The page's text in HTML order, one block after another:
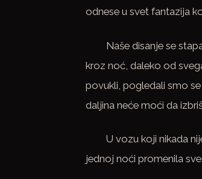
odnese u svet fantazija
Naše disanje se
kroz noć, daleko od
povukli, pogledali smo
daljina neće moći da
U vozu koji nikada
jednoj noći promenila sve.